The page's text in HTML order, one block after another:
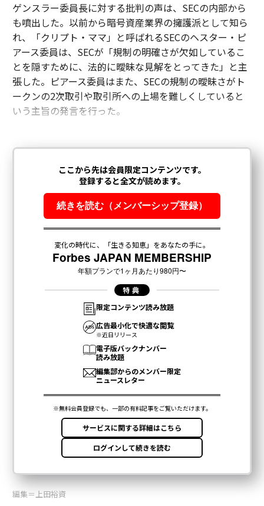
ゲンスラー委員長に対する批判の声は、SECの内部から
も噴出した。以前から暗号資産業界の擁護派として知ら
れ、「クリプト・ママ」と呼ばれるSECのヘスター・ピ
アース委員は、SECが「規制の明確さが欠如しているこ
とを隠すために、法的に曖昧な見解をとってきた」と主
張した。ピアース委員はまた、SECの規制の曖昧さがト
ークンの2次取引や取引所への上場を難しくしていると
いう主旨の発言を行った。
編集＝上田裕資